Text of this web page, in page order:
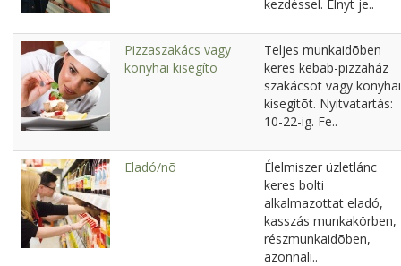
kezdéssel. Elnyt je..
Pizzaszakács vagy
konyhai kisegítõ
Teljes munkaidõben
keres kebab-pizzaház
szakácsot vagy konyhai
kisegítõt. Nyitvatartás:
10-22-ig. Fe..
Eladó/nõ
Élelmiszer üzletlánc
keres bolti
alkalmazottat eladó,
kasszás munkakörben,
részmunkaidõben,
azonnali..